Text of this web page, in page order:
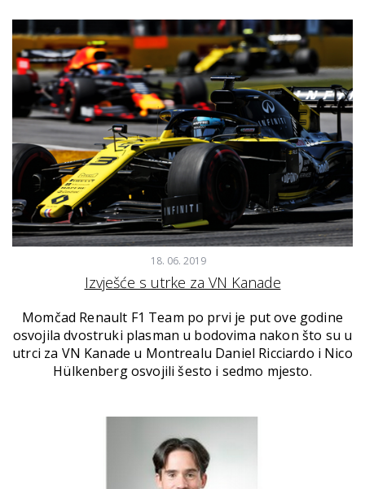
18. 06. 2019
Izvješće s utrke za VN Kanade
Momčad Renault F1 Team po prvi je put ove godine
osvojila dvostruki plasman u bodovima nakon što su u
utrci za VN Kanade u Montrealu Daniel Ricciardo i Nico
Hülkenberg osvojili šesto i sedmo mjesto.